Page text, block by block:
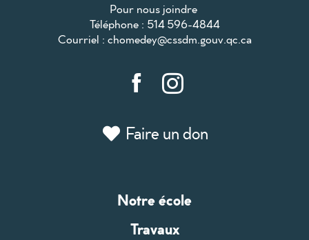
Pour nous joindre
Téléphone : 514 596-4844
Courriel : chomedey@cssdm.gouv.qc.ca
Faire un don
Notre école
Travaux